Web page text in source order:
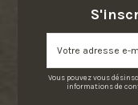
Vous pouvez vous
informations de